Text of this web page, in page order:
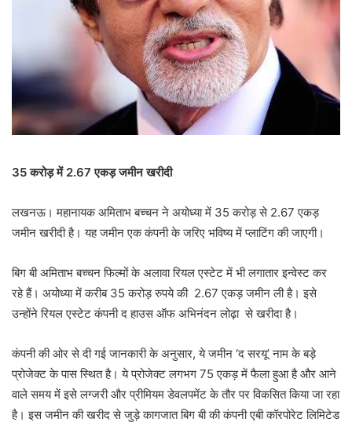
35 करोड़ में 2.67 एकड़ जमीन खरीदी
लखनऊ। महानायक अमिताभ बच्चन ने अयोध्या में 35 करोड़ से 2.67 एकड़
जमीन खरीदी है। यह जमीन एक कंपनी के जरिए भविष्य में प्लाटिंग की जाएगी।
बिग बी अमिताभ बच्चन फिल्मों के अलावा रियल एस्टेट में भी लगातार इन्वेस्ट कर
रहे हैं। अयोध्या में करीब 35 करोड़ रुपये की 2.67 एकड़ जमीन ली है। इसे
उन्होंने रियल एस्टेट कंपनी द हाउस ऑफ अभिनंदन लोढ़ा से खरीदा है।
कंपनी की ओर से दी गई जानकारी के अनुसार, ये जमीन ‘द सरयू’ नाम के बड़े
प्रोजेक्ट के पास स्थित है। ये प्रोजेक्ट लगभग 75 एकड़ में फैला हुआ है और आने
वाले समय में इसे लग्जरी और प्रीमियम डेवलपमेंट के तौर पर विकसित किया जा रहा
है। इस जमीन की खरीद से जुड़े कागजात बिग बी की कंपनी एबी कॉरपोरेट लिमिटेड